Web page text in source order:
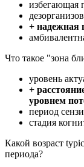
избегающая
+ надежная
Что такое "зона
уровень
+
уровнем
период
стадия
Какой возраст
периода?